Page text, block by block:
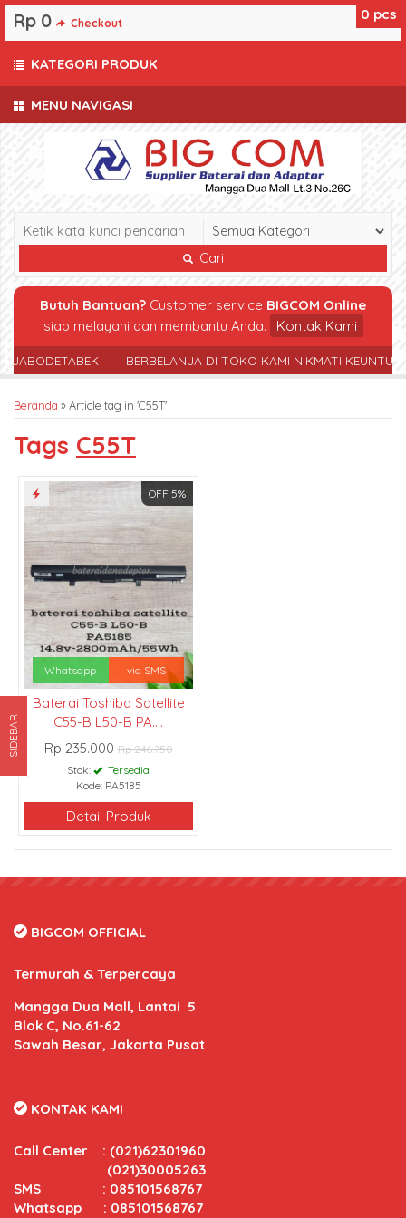
MENU NAVIGASI
Cari
Butuh Bantuan? Customer service BIGCOM Online
siap melayani dan membantu Anda.
Kontak Kami
JABODETABEK BERBELANJA DI TOKO KAMI NIKMATI
Beranda »Article tag in 'C55T'
Tags C55T
OFF 5%
Whatsapp via SMS
Baterai Toshiba Satellite
C55-B L50-B PA....
Rp 235.000Rp 246.750
Stok:
Tersedia
Kode: PA5185
Detail Produk
0 pcs
Rp 0 Checkout
KATEGORI PRODUK
SIDEBAR
BIGCOM OFFICIAL
Termurah & Terpercaya
Mangga Dua Mall, Lantai 5
Blok C, No.61-62
Sawah Besar, Jakarta Pusat
KONTAK KAMI
Call Center : (021)62301960
. (021)30005263
SMS : 085101568767
Whatsapp : 085101568767